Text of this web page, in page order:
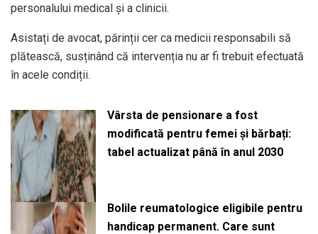
personalului medical și a clinicii.
Asistați de avocat, părinții cer ca medicii responsabili să
plătească, susținând că intervenția nu ar fi trebuit efectuată
în acele condiții.
Vârsta de pensionare a fost
modificată pentru femei și bărbați:
tabel actualizat până în anul 2030
Bolile reumatologice eligibile pentru
handicap permanent. Care sunt